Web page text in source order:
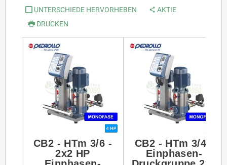
UNTERSCHIEDE HERVORHEBEN
AKTIE
DRUCKEN
CB2 - HTm 3/6 -
2x2 HP
CB2 - HTm 3/4 -
Einphasen-